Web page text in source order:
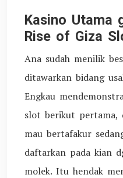
Kasino Utama
Rise of Giza
Ana sudah menilik
ditawarkan bidang
Engkau
slot berikut pertama,
mau bertafakur
daftarkan pada kian
molek. Itu hendak